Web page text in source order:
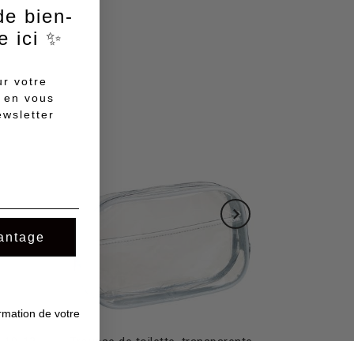
bien-
ici ✨
votre
en vous
de votre